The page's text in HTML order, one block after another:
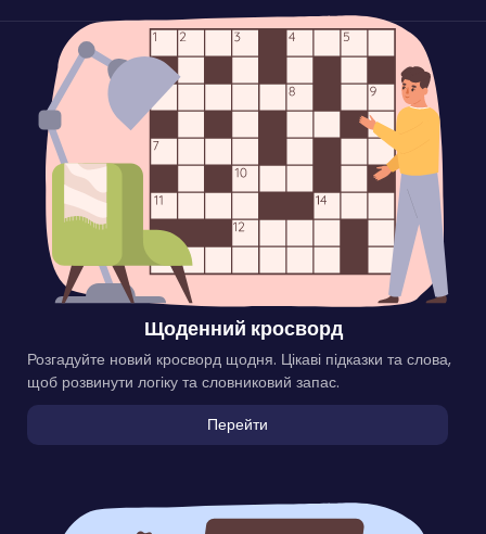
Щоденний кросворд
Розгадуйте новий кросворд щодня. Цікаві підказки та слова,
щоб розвинути логіку та словниковий запас.
Перейти